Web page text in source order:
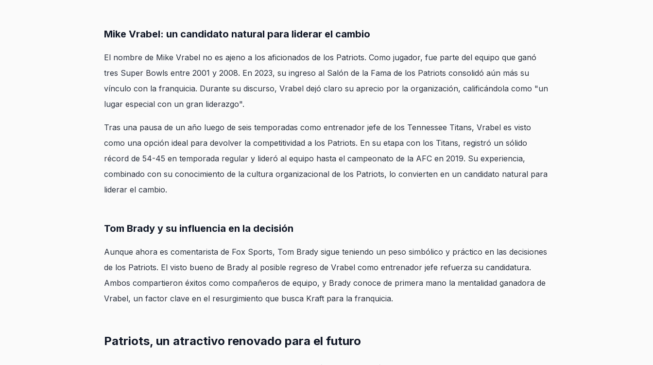
Mike Vrabel: un candidato natural para liderar el cambio
El nombre de Mike Vrabel no es ajeno a los aficionados de los Patriots. Como jugador, fue parte del equipo que ganó
tres Super Bowls entre 2001 y 2008. En 2023, su ingreso al Salón de la Fama de los Patriots consolidó aún más su
vínculo con la franquicia. Durante su discurso, Vrabel dejó claro su aprecio por la organización, calificándola como "un
lugar especial con un gran liderazgo".
Tras una pausa de un año luego de seis temporadas como entrenador jefe de los Tennessee Titans, Vrabel es visto
como una opción ideal para devolver la competitividad a los Patriots. En su etapa con los Titans, registró un sólido
récord de 54-45 en temporada regular y lideró al equipo hasta el campeonato de la AFC en 2019. Su experiencia,
combinado con su conocimiento de la cultura organizacional de los Patriots, lo convierten en un candidato natural para
liderar el cambio.
Tom Brady y su influencia en la decisión
Aunque ahora es comentarista de Fox Sports, Tom Brady sigue teniendo un peso simbólico y práctico en las decisiones
de los Patriots. El visto bueno de Brady al posible regreso de Vrabel como entrenador jefe refuerza su candidatura.
Ambos compartieron éxitos como compañeros de equipo, y Brady conoce de primera mano la mentalidad ganadora de
Vrabel, un factor clave en el resurgimiento que busca Kraft para la franquicia.
Patriots, un atractivo renovado para el futuro